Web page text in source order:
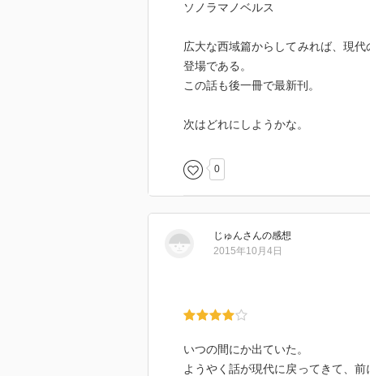
ソノラマノベルス
広大な西域篇からしてみれば、現
登場である。
この話も後一冊で最新刊。
次はどれにしようかな。
0
じゅんさんの感想
2015年10月4日
いつの間にか出ていた。
ようやく話が現代に戻ってきて、